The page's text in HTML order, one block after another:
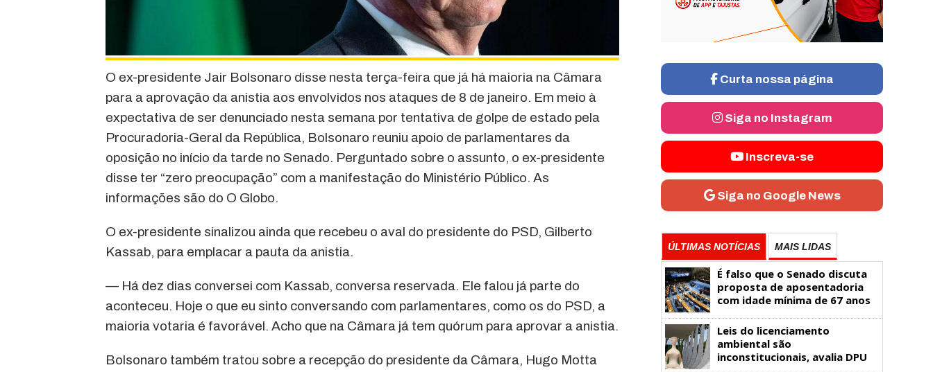
O ex-presidente Jair Bolsonaro disse nesta terça-feira que já há maioria na Câmara
para a aprovação da anistia aos envolvidos nos ataques de 8 de janeiro. Em meio à
expectativa de ser denunciado nesta semana por tentativa de golpe de estado pela
Procuradoria-Geral da República, Bolsonaro reuniu apoio de parlamentares da
oposição no início da tarde no Senado. Perguntado sobre o assunto, o ex-presidente
disse ter “zero preocupação” com a manifestação do Ministério Público. As
informações são do O Globo.
O ex-presidente sinalizou ainda que recebeu o aval do presidente do PSD, Gilberto
Kassab, para emplacar a pauta da anistia.
— Há dez dias conversei com Kassab, conversa reservada. Ele falou já parte do
aconteceu. Hoje o que eu sinto conversando com parlamentares, como os do PSD, a
maioria votaria é favorável. Acho que na Câmara já tem quórum para aprovar a anistia.
Bolsonaro também tratou sobre a recepção do presidente da Câmara, Hugo Motta
Curta nossa página
Siga no Instagram
Inscreva-se
Siga no Google News
ÚLTIMAS NOTÍCIAS MAIS LIDAS
É falso que o Senado discuta
proposta de aposentadoria
com idade mínima de 67 anos
Leis do licenciamento
ambiental são
inconstitucionais, avalia DPU